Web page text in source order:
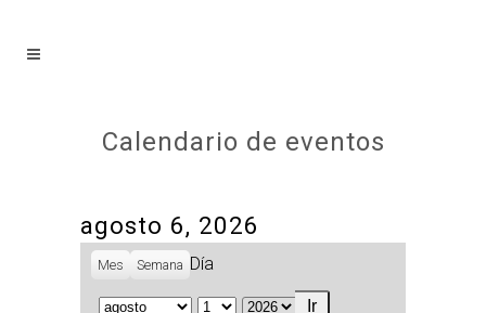
Calendario de eventos
agosto 6, 2026
Mes Semana Día